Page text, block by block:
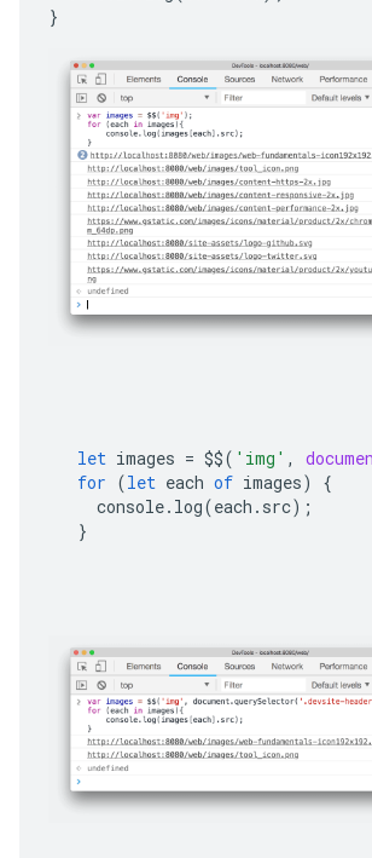
}
let images = $$( 'img' ,
for (let each of images)
{
console. log(each . src);
}